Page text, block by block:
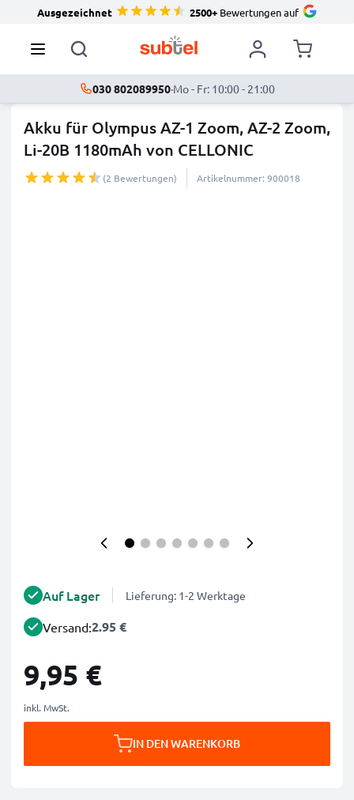
Ausgezeichnet 2500+Bewertungen auf
030 802089950·Mo - Fr: 10:00 - 21:00
Akku für Olympus AZ-1 Zoom, AZ-2 Zoom,
Li-20B 1180mAh von CELLONIC
(2 Bewertungen) Artikelnummer: 900018
Auf Lager Lieferung: 1-2 Werktage
Versand:2.95 €
9,95 €
inkl. MwSt.
IN DEN WARENKORB